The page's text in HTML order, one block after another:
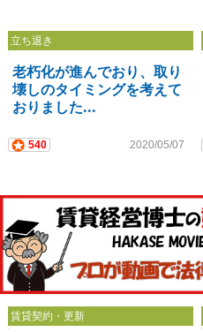
立ち退き
老朽化が進んでおり、取り
壊しのタイミングを考えて
おりました...
540 2020/05/07
賃貸契約・更新